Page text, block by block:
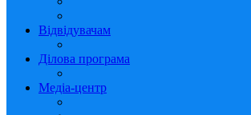
Відвідувачам
Ділова програма
Медіа-центр